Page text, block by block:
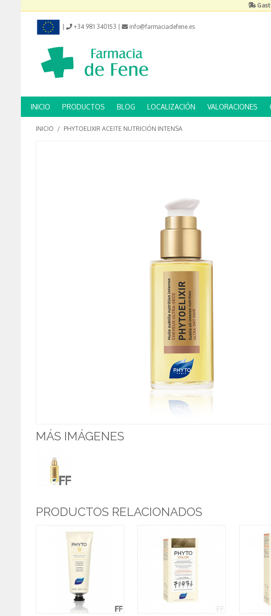
+34 981 340153 info@farmaciadefene.es
INICIO PRODUCTOS BLOG LOCALIZACIÓN VALORACIONES
INICIO / PHYTOELIXIR ACEITE NUTRICIÓN INTENSA
MÁS IMÁGENES
PRODUCTOS RELACIONADOS